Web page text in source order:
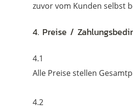
zuvor vom Kunden selbst
4. Preise /
4.1
Alle Preise stellen
4.2